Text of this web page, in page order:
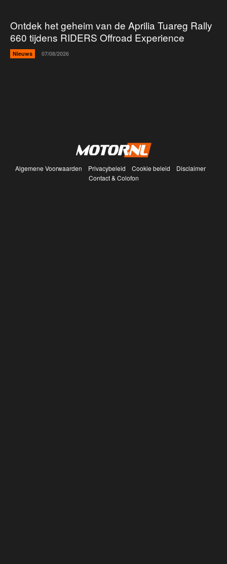
Ontdek het geheim van de Aprilia Tuareg Rally
660 tijdens RIDERS Offroad Experience
Nieuws 07/08/2026
Algemene Voorwaarden Privacybeleid Cookie beleid
Disclaimer
Contact & Colofon